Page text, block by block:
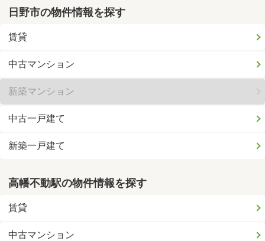
日野市の物件情報を探す
賃貸
中古マンション
新築マンション
中古一戸建て
新築一戸建て
高幡不動駅の物件情報を探す
賃貸
中古マンション